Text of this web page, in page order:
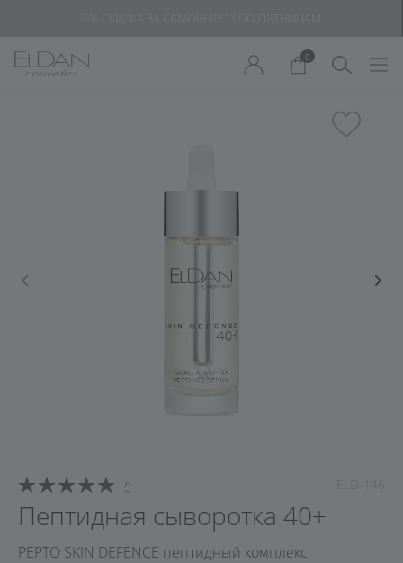
0
5
Пептидная сыворотка 40+
PEPTO SKIN DEFENCE пептидный комплекс